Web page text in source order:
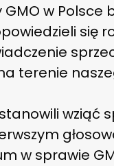
w
się
terenie
wziąć
w sprawie